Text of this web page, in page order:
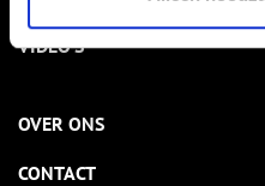
VIDEO’S
OVER ONS
CONTACT